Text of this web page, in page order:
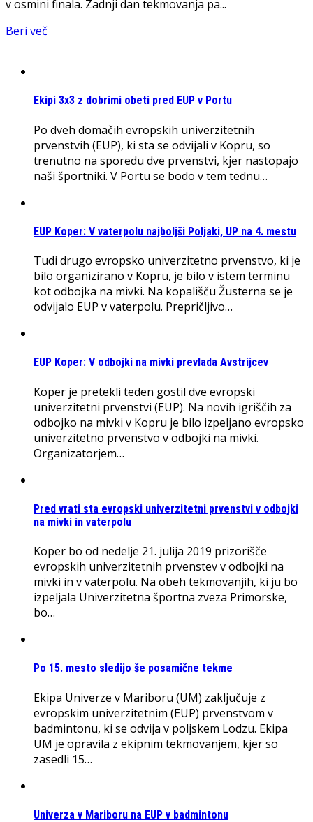
v osmini finala. Zadnji dan tekmovanja pa...
Beri več
Ekipi 3x3 z dobrimi obeti pred EUP v Portu
Po dveh domačih evropskih univerzitetnih
prvenstvih (EUP), ki sta se odvijali v Kopru, so
trenutno na sporedu dve prvenstvi, kjer nastopajo
naši športniki. V Portu se bodo v tem tednu…
EUP Koper: V vaterpolu najboljši Poljaki, UP na 4. mestu
Tudi drugo evropsko univerzitetno prvenstvo, ki je
bilo organizirano v Kopru, je bilo v istem terminu
kot odbojka na mivki. Na kopališču Žusterna se je
odvijalo EUP v vaterpolu. Prepričljivo…
EUP Koper: V odbojki na mivki prevlada Avstrijcev
Koper je pretekli teden gostil dve evropski
univerzitetni prvenstvi (EUP). Na novih igriščih za
odbojko na mivki v Kopru je bilo izpeljano evropsko
univerzitetno prvenstvo v odbojki na mivki.
Organizatorjem…
Pred vrati sta evropski univerzitetni prvenstvi v odbojki
na mivki in vaterpolu
Koper bo od nedelje 21. julija 2019 prizorišče
evropskih univerzitetnih prvenstev v odbojki na
mivki in v vaterpolu. Na obeh tekmovanjih, ki ju bo
izpeljala Univerzitetna športna zveza Primorske,
bo…
Po 15. mesto sledijo še posamične tekme
Ekipa Univerze v Mariboru (UM) zaključuje z
evropskim univerzitetnim (EUP) prvenstvom v
badmintonu, ki se odvija v poljskem Lodzu. Ekipa
UM je opravila z ekipnim tekmovanjem, kjer so
zasedli 15…
Univerza v Mariboru na EUP v badmintonu